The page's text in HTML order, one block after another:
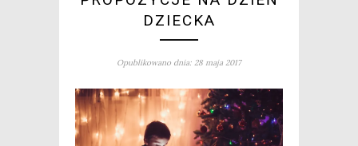
DZIECKA
Opublikowano dnia: 28 maja 2017